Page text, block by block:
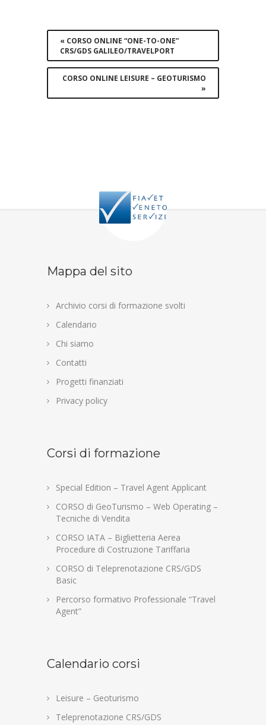
Navigation
« CORSO ONLINE “ONE-TO-ONE”
CRS/GDS GALILEO/TRAVELPORT
CORSO ONLINE LEISURE – GEOTURISMO
»
Mappa del sito
Archivio corsi di formazione svolti
Calendario
Chi siamo
Contatti
Progetti finanziati
Privacy policy
Corsi di formazione
Special Edition – Travel Agent Applicant
CORSO di GeoTurismo – Web Operating –
Tecniche di Vendita
CORSO IATA – Biglietteria Aerea
Procedure di Costruzione Tariffaria
CORSO di Teleprenotazione CRS/GDS
Basic
Percorso formativo Professionale “Travel
Agent”
Calendario corsi
Leisure – Geoturismo
Teleprenotazione CRS/GDS